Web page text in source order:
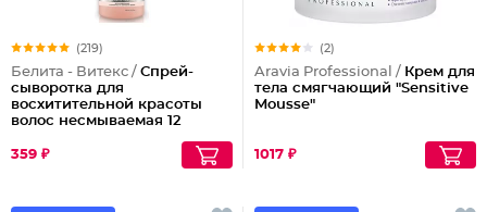
(219)
Белита - Витекс / Спрей-
сыворотка для
восхитительной красоты
волос несмываемая 12
Волосы
359 ₽
(2)
Aravia Professional / Крем для
тела смягчающий "Sensitive
Mousse"
1017 ₽